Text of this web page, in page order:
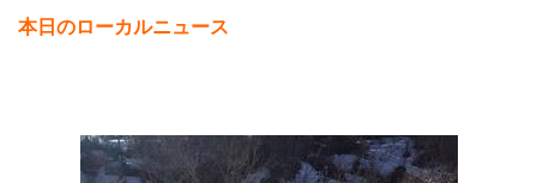
本日のローカルニュース